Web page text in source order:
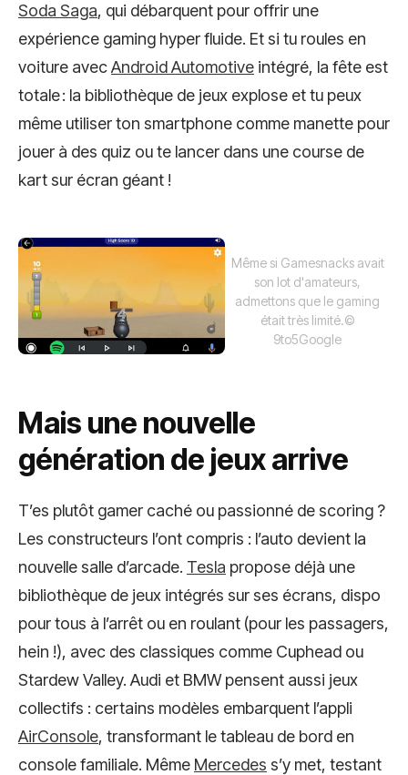
Soda Saga, qui débarquent pour offrir une
expérience gaming hyper fluide. Et si tu roules en
voiture avecAndroid Automotive intégré, la fête est
totale : la bibliothèque de jeux explose et tu peux
même utiliser ton smartphone comme manette pour
jouer à des quiz ou te lancer dans une course de
kart sur écran géant !
Même si Gamesnacks avait
son lot d'amateurs,
admettons que le gaming
était très limité.©
9to5Google
Mais une nouvelle
génération de jeux arrive
T’es plutôt gamer caché ou passionné de scoring ?
Les constructeurs l’ont compris : l’auto devient la
nouvelle salle d’arcade. Tesla propose déjà une
bibliothèque de jeux intégrés sur ses écrans, dispo
pour tous à l’arrêt ou en roulant (pour les passagers,
hein !), avec des classiques comme Cuphead ou
Stardew Valley. Audi et BMW pensent aussi jeux
collectifs : certains modèles embarquent l’appli
AirConsole, transformant le tableau de bord en
console familiale. Même Mercedes s’y met, testant